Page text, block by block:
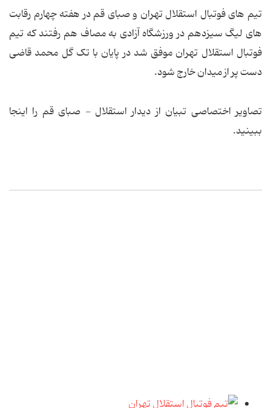
تیم های فوتبال استقلال تهران و صبای قم در هفته چهارم رقابت
های لیگ سیزدهم در ورزشگاه آزادی به مصاف هم رفتند که تیم
فوتبال استقلال تهران موفق شد در پایان با تک گل محمد قاضی
دست پر از میدان خارج شود.
تصاویر اختصاصی تبیان از دیدار استقلال - صبای قم را اینجا
ببینید.